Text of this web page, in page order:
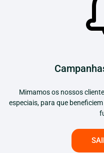
Mimamos os nossos
especiais, para que